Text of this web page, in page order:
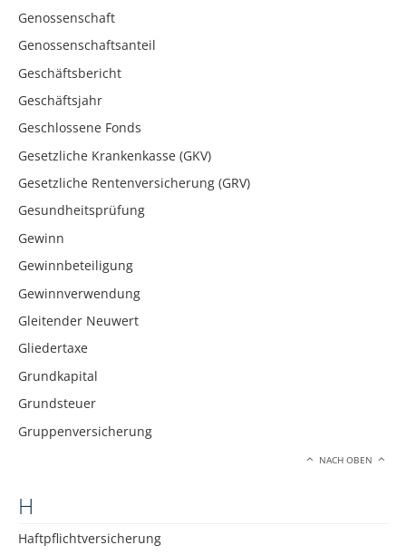
Genossenschaft
Genossenschaftsanteil
Geschäftsbericht
Geschäftsjahr
Geschlossene Fonds
Gesetzliche Krankenkasse (GKV)
Gesetzliche Rentenversicherung (GRV)
Gesundheitsprüfung
Gewinn
Gewinnbeteiligung
Gewinnverwendung
Gleitender Neuwert
Gliedertaxe
Grundkapital
Grundsteuer
Gruppenversicherung
NACH OBEN
H
Haftpflichtversicherung